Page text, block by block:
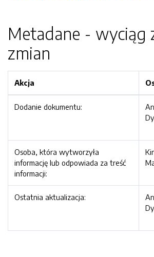
Metadane - wyciąg
zmian
Akcja
Dodanie dokumentu:
Osoba, która wytworzyła
informację lub odpowiada za treść
informacji:
Ostatnia aktualizacja: